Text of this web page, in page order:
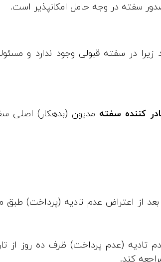
سفته در وجه حامل امکانپذیر است.
در سفته قبولی وجود ندارد و
کننده سفته مدیون (بدهکار) اصلی
از اعتراض عدم تادیه (پرداخت) طبق
تادیه (عدم پرداخت) ظرف ده روز از
کند.